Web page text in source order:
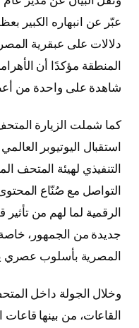
عبّر عن انبهاره الكبير
دلالات على عبقرية
المنطقة مؤكدًا أن
شاهدة على واحدة من
كما شملت الزيارة
استقبال اليوتيوبر
التنفيذي لهيئة المتحف
التواصل مع صُنّاع
الرقمية لما لهم من
جديدة من الجمهور،
المصرية بأسلوب عصري
القاعات، من بينها